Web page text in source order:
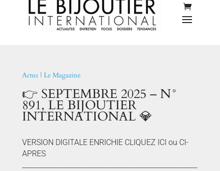
Actus | Le Magazine
👉 SEPTEMBRE 2025 – N°
891, LE BIJOUTIER
INTERNATIONAL 💎
VERSION DIGITALE ENRICHIE CLIQUEZ ICI ou CI-
APRES